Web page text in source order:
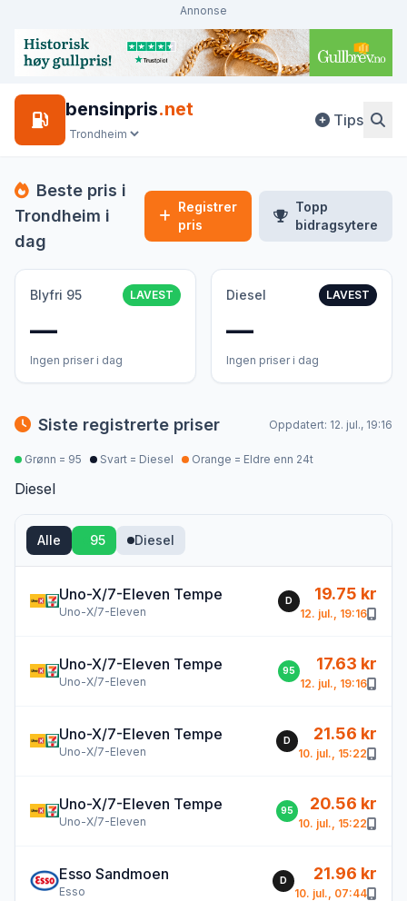
Annonse
bensinpris.net Tips
Beste pris i
Trondheim i
dag
Registrer
pris
Topp
bidragsytere
Blyfri 95 LAVEST
—
Ingen priser i dag
Diesel LAVEST
—
Ingen priser i dag
Siste registrerte priser Oppdatert: 12. jul., 19:16
Grønn = 95 Svart = Diesel Orange = Eldre enn 24t
Diesel
Alle 95 Diesel
Uno-X/7-Eleven Tempe
Uno-X/7-Eleven
D 19.75 kr
12. jul., 19:16
Uno-X/7-Eleven Tempe
Uno-X/7-Eleven
95 17.63 kr
12. jul., 19:16
Uno-X/7-Eleven Tempe
Uno-X/7-Eleven
D 21.56 kr
10. jul., 15:22
Uno-X/7-Eleven Tempe
Uno-X/7-Eleven
95 20.56 kr
10. jul., 15:22
Esso Sandmoen
Esso
D 21.96 kr
10. jul., 07:44